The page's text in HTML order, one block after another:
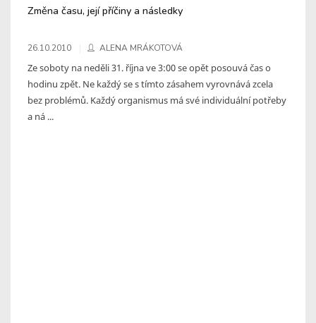
Změna času, její příčiny a následky
26.10.2010 ALENA MRÁKOTOVÁ
Ze soboty na neděli 31. října ve 3:00 se opět posouvá čas o
hodinu zpět. Ne každý se s tímto zásahem vyrovnává zcela
bez problémů. Každý organismus má své individuální potřeby
a ná ...